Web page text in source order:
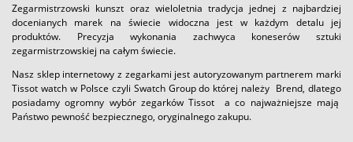
Zegarmistrzowski kunszt oraz wieloletnia tradycja jednej z najbardziej
docenianych marek na świecie widoczna jest w każdym detalu jej
produktów. Precyzja wykonania zachwyca koneserów sztuki
zegarmistrzowskiej na całym świecie.
Nasz sklep internetowy z zegarkami jest autoryzowanym partnerem marki
Tissot watch w Polsce czyli Swatch Group do której należy Brend, dlatego
posiadamy ogromny wybór zegarków Tissot a co najważniejsze mają
Państwo pewność bezpiecznego, oryginalnego zakupu.